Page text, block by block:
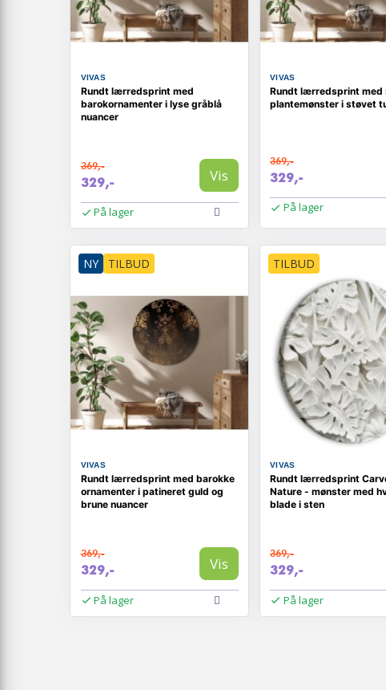
VIVAS
Rundt lærredsprint med
barokornamenter i lyse gråblå
nuancer
369,-
329,- Vis
På lager
VIVAS
Rundt lærredsprint med
plantemønster i støvet
369,-
329,-
På lager
NY TILBUD
VIVAS
Rundt lærredsprint med barokke
ornamenter i patineret guld og
brune nuancer
369,-
329,- Vis
På lager
TILBUD
VIVAS
Rundt lærredsprint
Nature - mønster med
blade i sten
369,-
329,-
På lager